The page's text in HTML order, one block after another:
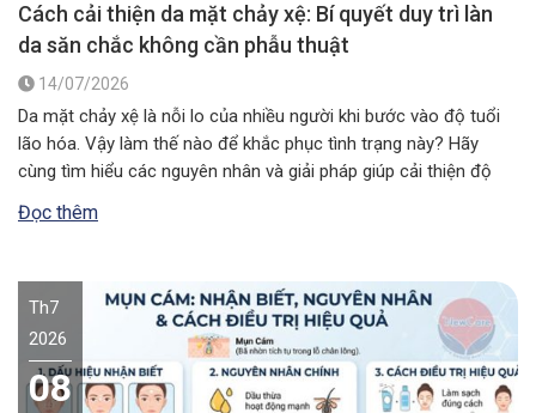
Cách cải thiện da mặt chảy xệ: Bí quyết duy trì làn
da săn chắc không cần phẫu thuật
14/07/2026
Da mặt chảy xệ là nỗi lo của nhiều người khi bước vào độ tuổi
lão hóa. Vậy làm thế nào để khắc phục tình trạng này? Hãy
cùng tìm hiểu các nguyên nhân và giải pháp giúp cải thiện độ
Đọc thêm
Th7
2026
08